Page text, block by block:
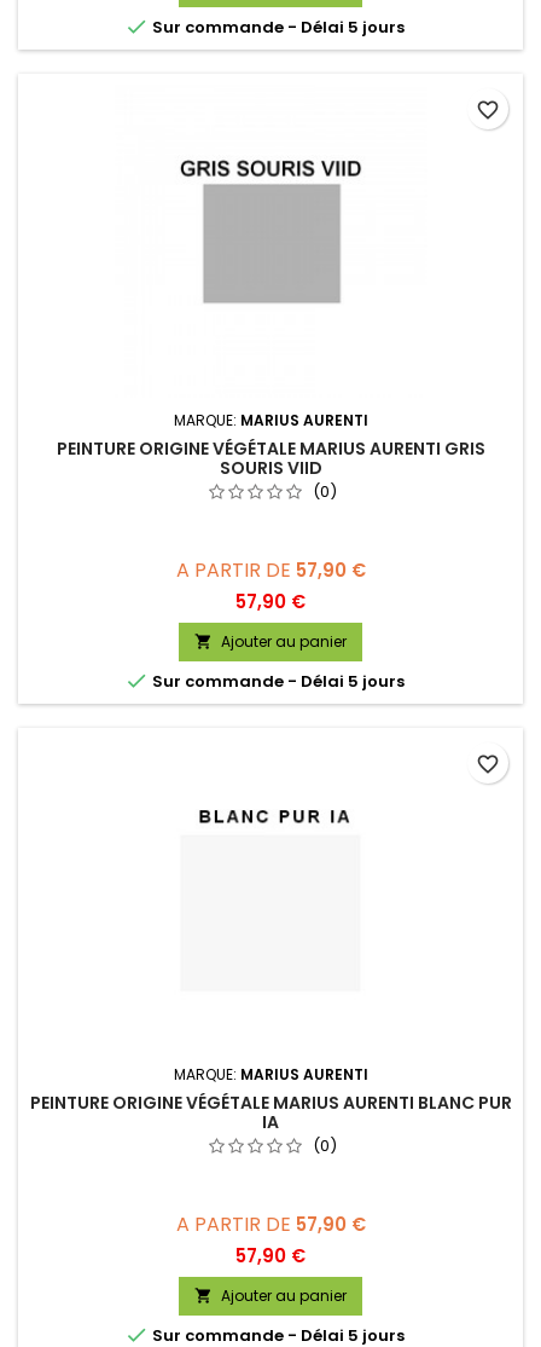
 Sur commande - Délai 5 jours
MARQUE: MARIUS AURENTI
PEINTURE ORIGINE VÉGÉTALE MARIUS AURENTI GRIS
SOURIS VIID
(0)
A PARTIR DE 57,90 €
Prix
57,90 €
 Ajouter au panier
 Sur commande - Délai 5 jours
favorite_border
MARQUE: MARIUS AURENTI
PEINTURE ORIGINE VÉGÉTALE MARIUS AURENTI BLANC PUR
IA
(0)
A PARTIR DE 57,90 €
Prix
57,90 €
 Ajouter au panier
 Sur commande - Délai 5 jours
favorite_border